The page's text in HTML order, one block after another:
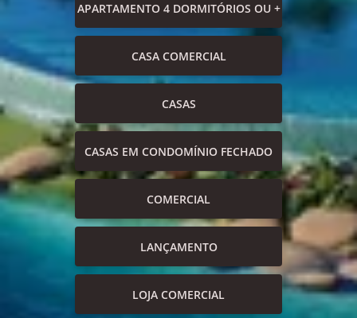
APARTAMENTO 4 DORMITÓRIOS OU +
CASA COMERCIAL
CASAS
CASAS EM CONDOMÍNIO FECHADO
COMERCIAL
LANÇAMENTO
LOJA COMERCIAL